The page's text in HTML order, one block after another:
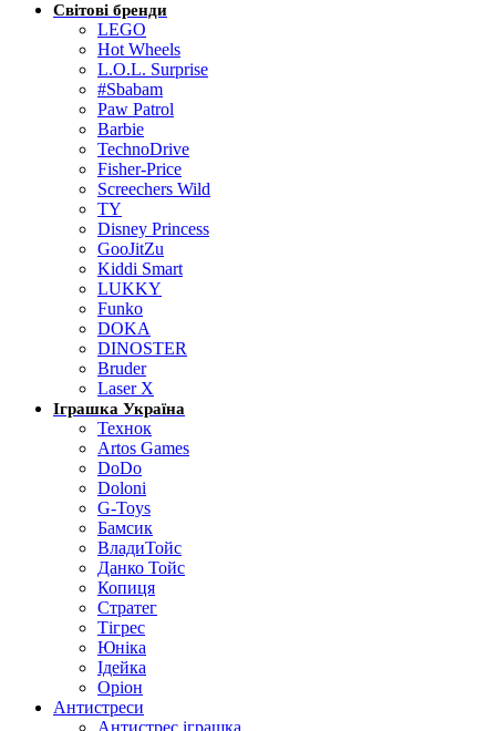
Світові бренди
LEGO
Hot Wheels
L.O.L. Surprise
#Sbabam
Paw Patrol
Barbie
TechnoDrive
Fisher-Price
Screechers Wild
TY
Disney Princess
GooJitZu
Kiddi Smart
LUKKY
Funko
DOKA
DINOSTER
Bruder
Laser X
Іграшка Україна
Технок
Artos Games
DoDo
Doloni
G-Toys
Бамсик
ВладиТойс
Данко Тойс
Копиця
Стратег
Тігрес
Юніка
Ідейка
Оріон
Антистреси
Антистрес іграшка